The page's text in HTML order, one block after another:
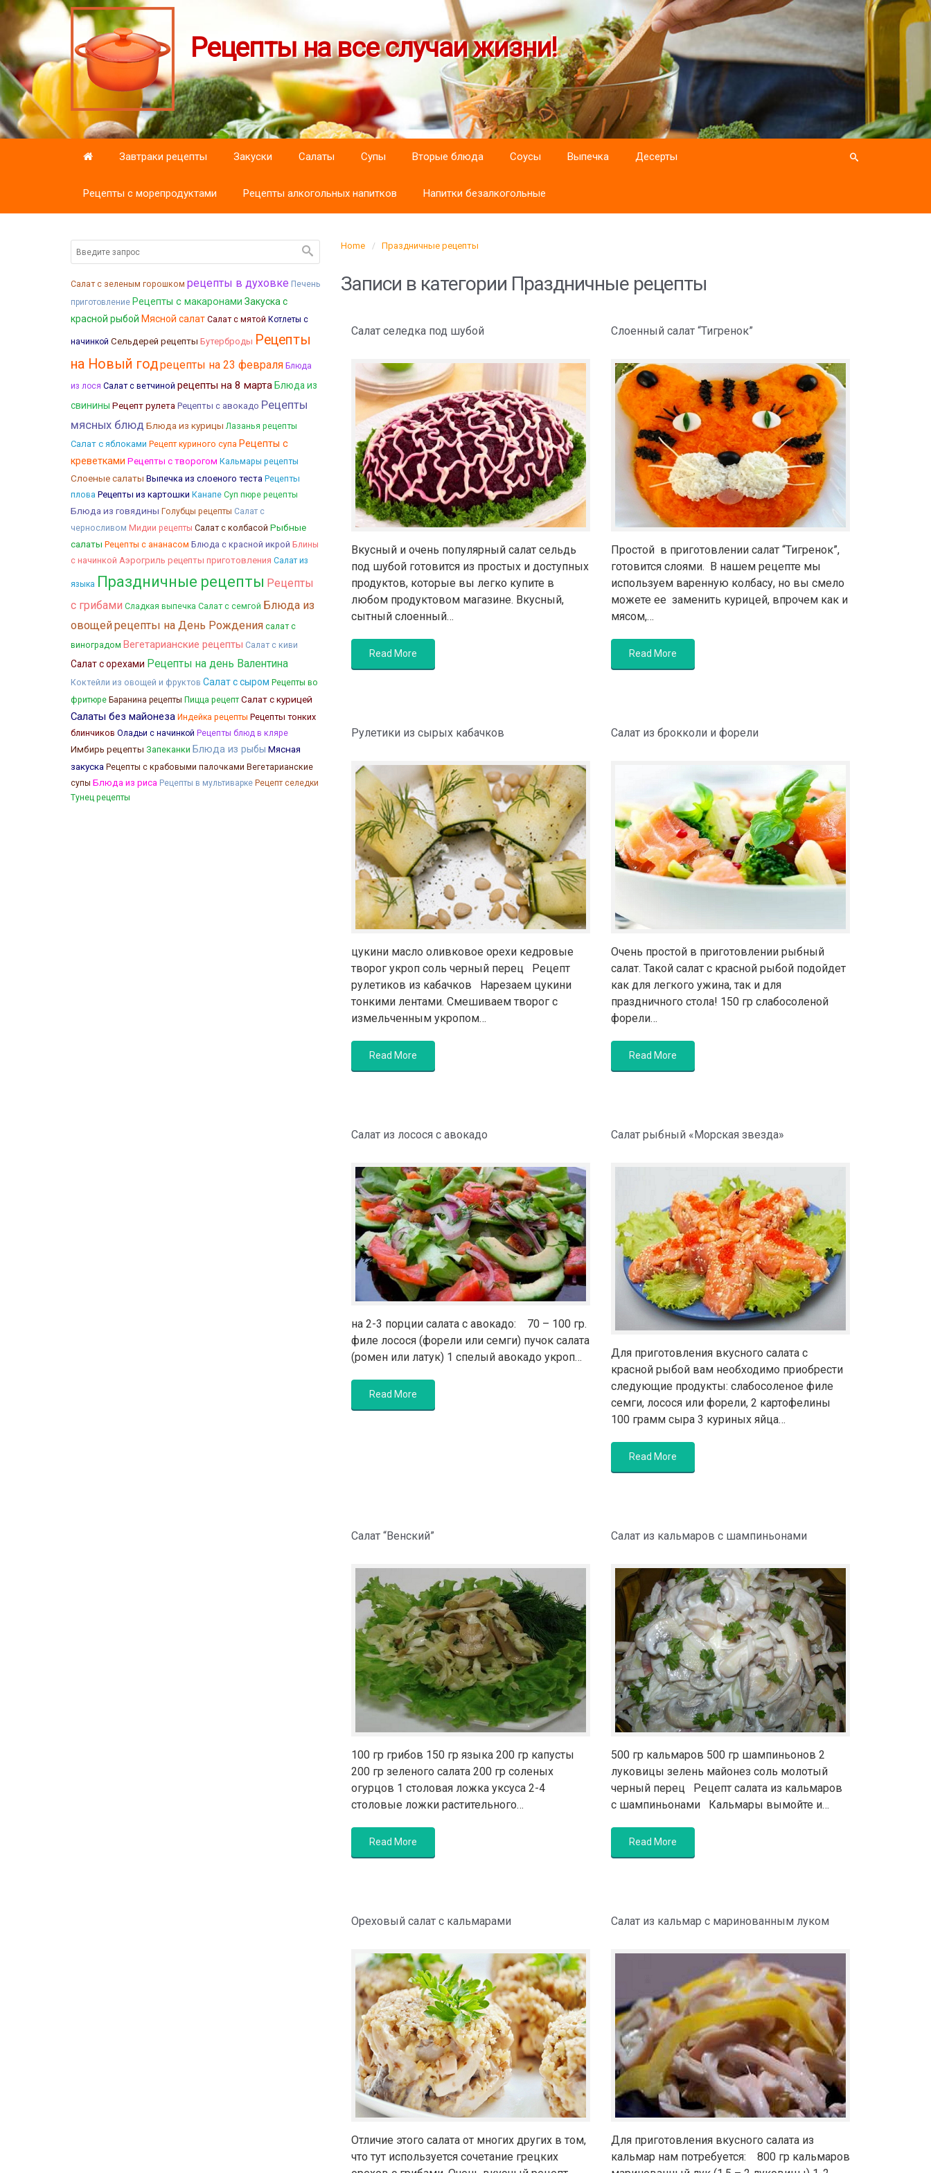
Рецепты на все случаи жизни!
Завтраки рецепты Закуски Салаты Супы Вторые блюда Соусы Выпечка Десерты
Рецепты с морепродуктами Рецепты алкогольных напитков Напитки безалкогольные
Home Праздничные рецепты
Записи в категории Праздничные рецепты
Салат селедка под шубой
Вкусный и очень популярный салат сельдь
под шубой готовится из простых и доступных
продуктов, которые вы легко купите в
любом продуктовом магазине. Вкусный,
сытный слоенный…
Read More
Слоенный салат “Тигренок”
Простой в приготовлении салат “Тигренок”,
готовится слоями. В нашем рецепте мы
используем варенную колбасу, но вы смело
можете ее заменить курицей, впрочем как и
мясом,…
Read More
Рулетики из сырых кабачков
цукини масло оливковое орехи кедровые
творог укроп соль черный перец Рецепт
рулетиков из кабачков Нарезаем цукини
тонкими лентами. Смешиваем творог с
измельченным укропом…
Read More
Салат из брокколи и форели
Очень простой в приготовлении рыбный
салат. Такой салат с красной рыбой подойдет
как для легкого ужина, так и для
праздничного стола! 150 гр слабосоленой
форели…
Read More
Салат из лосося с авокадо
на 2-3 порции салата с авокадо: 70 – 100 гр.
филе лосося (форели или семги) пучок салата
(ромен или латук) 1 спелый авокадо укроп…
Read More
Салат рыбный «Морская звезда»
Для приготовления вкусного салата с
красной рыбой вам необходимо приобрести
следующие продукты: слабосоленое филе
семги, лосося или форели, 2 картофелины
100 грамм сыра 3 куриных яйца…
Read More
Салат “Венский”
100 гр грибов 150 гр языка 200 гр капусты
200 гр зеленого салата 200 гр соленых
огурцов 1 столовая ложка уксуса 2-4
столовые ложки растительного…
Read More
Салат из кальмаров с шампиньонами
500 гр кальмаров 500 гр шампиньонов 2
луковицы зелень майонез соль молотый
черный перец Рецепт салата из кальмаров
с шампиньонами Кальмары вымойте и…
Read More
Ореховый салат с кальмарами
Отличие этого салата от многих других в том,
что тут используется сочетание грецких
Салат из кальмар с маринованным луком
Для приготовления вкусного салата из
кальмар нам потребуется: 800 гр кальмаров
Салат с зеленым горошком рецепты в духовке Печень
приготовление Рецепты с макаронами Закуска с
красной рыбой Мясной салат Салат с мятой Котлеты с
начинкой Сельдерей рецепты Бутерброды Рецепты
на Новый годрецепты на 23 февраля Блюда
из лося Салат с ветчиной рецепты на 8 марта Блюда из
свинины Рецепт рулета Рецепты с авокадо Рецепты
мясных блюд Блюда из курицы Лазанья рецепты
Салат с яблоками Рецепт куриного супа Рецепты с
креветками Рецепты с творогом Кальмары рецепты
Слоеные салаты Выпечка из слоеного теста Рецепты
плова Рецепты из картошки Канапе Суп пюре рецепты
Блюда из говядины Голубцы рецепты Салат с
черносливом Мидии рецепты Салат с колбасой Рыбные
салаты Рецепты с ананасом Блюда с красной икрой Блины
с начинкой Аэрогриль рецепты приготовления Салат из
языка Праздничные рецепты Рецепты
с грибами Сладкая выпечка Салат с семгой Блюда из
овощейрецепты на День Рождения салат с
виноградом Вегетарианские рецепты Салат с киви
Салат с орехами Рецепты на день Валентина
Коктейли из овощей и фруктов Салат с сыром Рецепты во
фритюре Баранина рецепты Пицца рецепт Салат с курицей
Салаты без майонеза Индейка рецепты Рецепты тонких
блинчиков Оладьи с начинкой Рецепты блюд в кляре
Имбирь рецепты Запеканки Блюда из рыбы Мясная
закуска Рецепты с крабовыми палочками Вегетарианские
супы Блюда из риса Рецепты в мультиварке Рецепт селедки
Тунец рецепты